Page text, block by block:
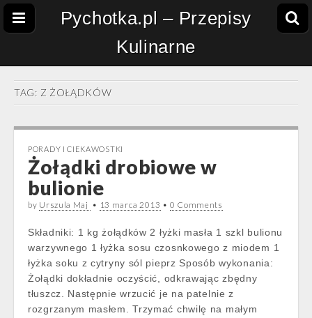
Pychotka.pl – Przepisy
Kulinarne
TAG: Z ŻOŁĄDKÓW
PORADY I CIEKAWOSTKI
Żołądki drobiowe w
bulionie
by Urszula Maj • 13 marca 2013 • 0 Comments
Składniki: 1 kg żołądków 2 łyżki masła 1 szkl bulionu
warzywnego 1 łyżka sosu czosnkowego z miodem 1
łyżka soku z cytryny sól pieprz Sposób wykonania:
Żołądki dokładnie oczyścić, odkrawając zbędny
tłuszcz. Następnie wrzucić je na patelnie z
rozgrzanym masłem. Trzymać chwilę na małym